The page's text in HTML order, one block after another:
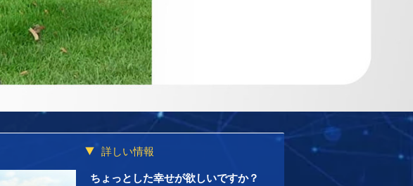
詳しい情報
ちょっとした幸せが欲しいですか？